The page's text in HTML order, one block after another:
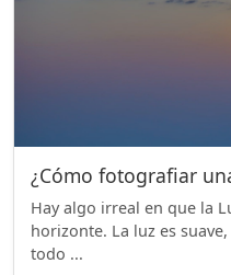
¿Cómo fotografiar
Hay algo irreal en que la
horizonte. La luz es
todo ...